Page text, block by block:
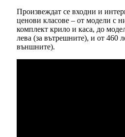
Произвеждат се входни и
ценови класове – от модели с
комплект крило и каса, до
лева (за вътрешните), и от 460
външните).